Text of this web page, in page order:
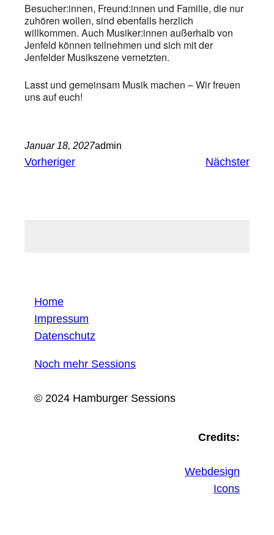
Besucher:innen, Freund:innen und Familie, die nur
zuhören wollen, sind ebenfalls herzlich
willkommen. Auch Musiker:innen außerhalb von
Jenfeld können teilnehmen und sich mit der
Jenfelder Musikszene vernetzten.
Lasst und gemeinsam Musik machen – Wir freuen
uns auf euch!
Januar 18, 2027admin
Vorheriger Nächster
Home
Impressum
Datenschutz
Noch mehr Sessions
© 2024 Hamburger Sessions
Credits:
Webdesign
Icons